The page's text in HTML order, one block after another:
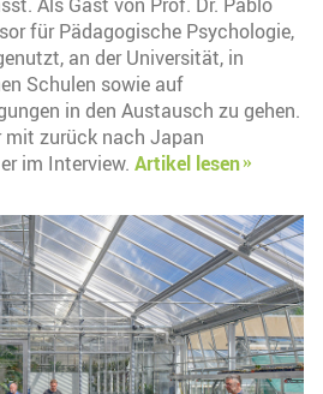
für Pädagogische Psychologie,
an der Universität, in
Schulen sowie auf
in den Austausch zu gehen.
mit zurück nach Japan
im Interview. Artikel lesen